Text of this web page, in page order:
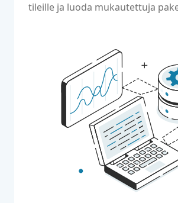
tileille ja luoda mukautettuja